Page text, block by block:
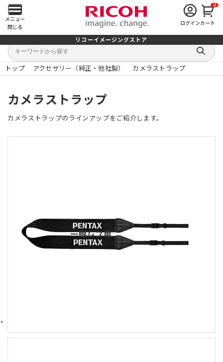
メ
イ
ン
メ
ニ
ュ
ー
メニュー
閉じる
ログイン
0
カート
リコーイメージングストア
キ
ワ
ー
キ
検
索
る
トップ アクセサリー（純正・他社製） カメラストラップ
カメラストラップ
カメラストラップのラインアップをご紹介します。
一眼レフ用